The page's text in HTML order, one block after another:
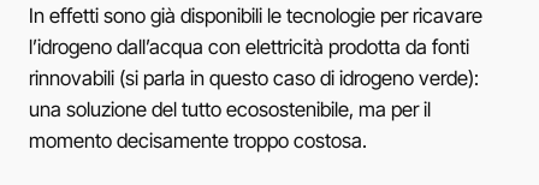
In effetti sono già disponibili le tecnologie per ricavare
l’idrogeno dall’acqua con elettricità prodotta da fonti
rinnovabili (si parla in questo caso di idrogeno verde):
una soluzione del tutto ecosostenibile, ma per il
momento decisamente troppo costosa.